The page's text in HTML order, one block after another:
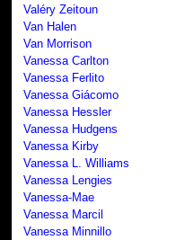
Valéry Zeitoun
Van Halen
Van Morrison
Vanessa Carlton
Vanessa Ferlito
Vanessa Giácomo
Vanessa Hessler
Vanessa Hudgens
Vanessa Kirby
Vanessa L. Williams
Vanessa Lengies
Vanessa-Mae
Vanessa Marcil
Vanessa Minnillo